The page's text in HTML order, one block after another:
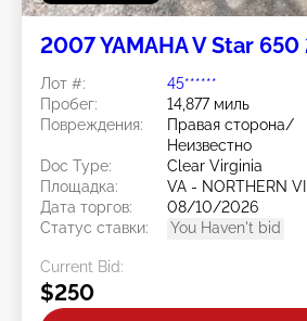
2007 YAMAHA V Star 650
Лот #:
45******
Пробег:
14,877 миль
Повреждения:
Правая сторона/
Неизвестно
Doc Type:
Clear Virginia
Площадка:
VA - NORTHERN
Дата торгов:
08/10/2026
Статус ставки:
You Haven't bid
Current Bid:
$250